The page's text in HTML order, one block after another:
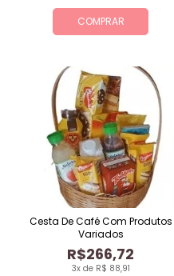
COMPRAR
3x de R$ 88,91
R$266,72
Cesta De Café Com Produtos
Variados